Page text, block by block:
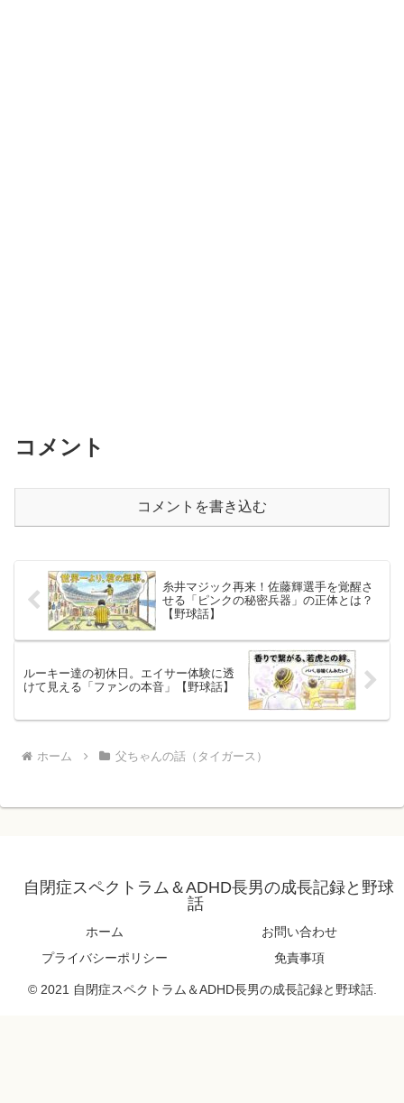
コメント
コメントを書き込む
糸井マジック再来！佐藤輝選手を覚醒さ
せる「ピンクの秘密兵器」の正体とは？
【野球話】
ルーキー達の初休日。エイサー体験に透
けて見える「ファンの本音」【野球話】
ホーム 父ちゃんの話（タイガース）
自閉症スペクトラム＆ADHD長男の成長記録と野球
話
ホーム
お問い合わせ
プライバシーポリシー
免責事項
© 2021 自閉症スペクトラム＆ADHD長男の成長記録と野球話.